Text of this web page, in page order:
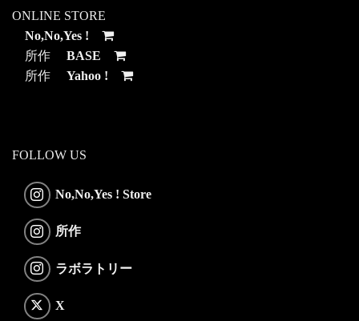
ONLINE STORE
No,No,Yes !
所作 BASE
所作 Yahoo !
FOLLOW US
No,No,Yes ! Store
所作
ラボラトリー
X